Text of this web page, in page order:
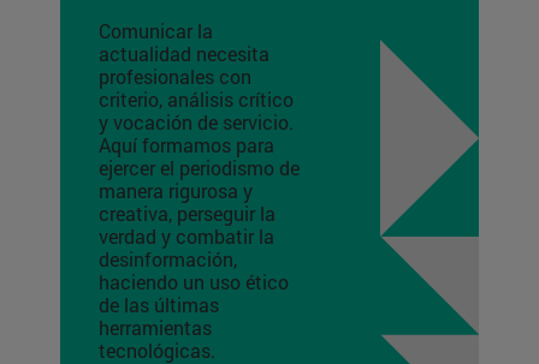
Comunicar la
actualidad necesita
profesionales con
criterio, análisis crítico
y vocación de servicio.
Aquí formamos para
ejercer el periodismo de
manera rigurosa y
creativa, perseguir la
verdad y combatir la
desinformación,
haciendo un uso ético
de las últimas
herramientas
tecnológicas.